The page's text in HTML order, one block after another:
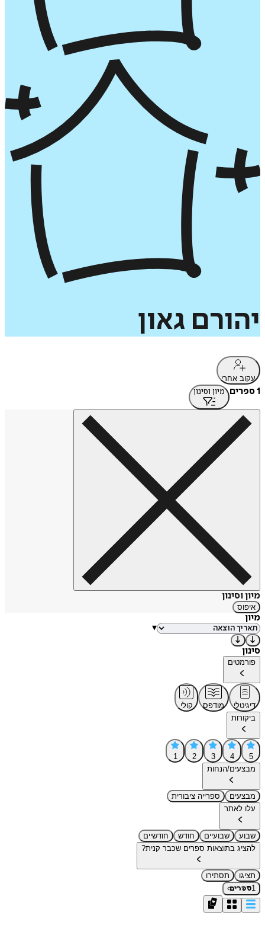
יהורם גאון
עקוב אחרי
1 ספרים מיון וסינון
מיון וסינון
איפוס
מיון
▾
סינון
פורמטים
דיגיטלי מודפס
קולי
ביקורות
5
4
3
2
1
מבצעים/הנחות
מבצעים
ספרייה ציבורית
עלו לאתר
שבוע שבועיים חודש
חודשיים
להציג בתוצאות ספרים שכבר קנית?
תציגו
תסתירו
1ספרים›